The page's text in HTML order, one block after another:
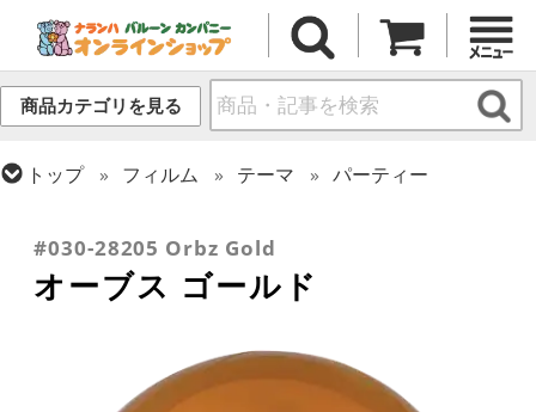
商品カテゴリを見る
トップ フィルム テーマ
パーティー
#030-28205 Orbz Gold
オーブス ゴールド